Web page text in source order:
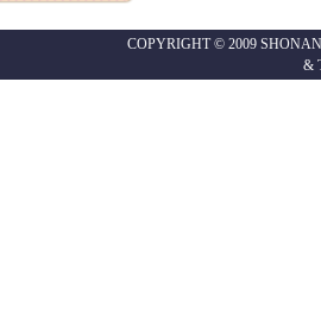
COPYRIGHT © 2009
&